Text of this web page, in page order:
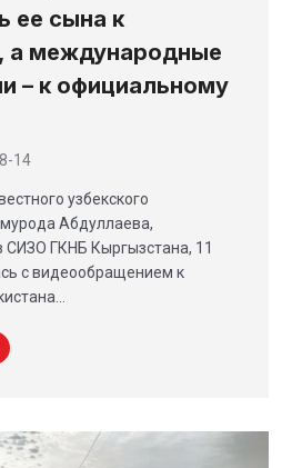
ее сына к
а международные
– к официальному
14
узбекского
Абдуллаева,
ГКНБ Кыргызстана, 11
с видеообращением к